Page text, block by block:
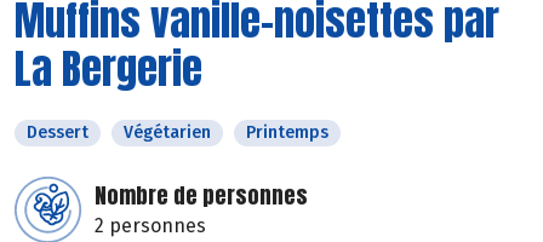
Muffins vanille-noisettes par
La Bergerie
Dessert Végétarien Printemps
Nombre de personnes
2 personnes